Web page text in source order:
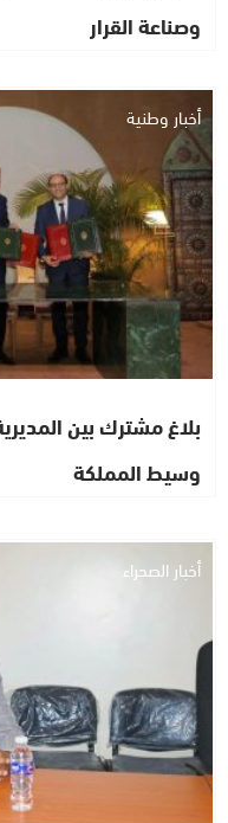
وصناعة القرار
أخبار وطنية
بلاغ مشترك بين
وسيط المملكة
أخبار الصحراء